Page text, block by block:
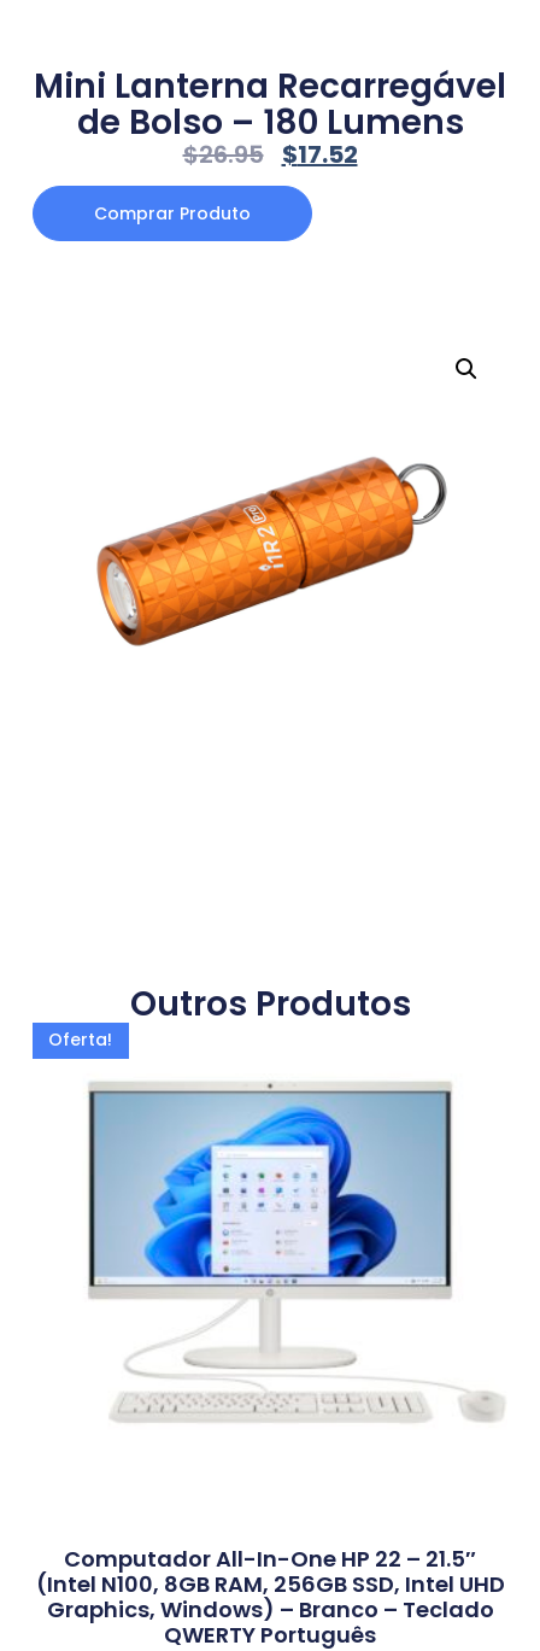
Mini Lanterna Recarregável
de Bolso – 180 Lumens
$26.95 $17.52
Comprar Produto
Outros Produtos
Oferta!
Computador All-In-One HP 22 – 21.5″
(Intel N100, 8GB RAM, 256GB SSD, Intel UHD
Graphics, Windows) – Branco – Teclado
QWERTY Português